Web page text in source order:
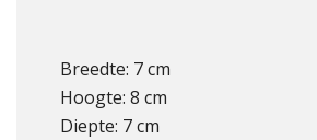
Breedte: 7 cm
Hoogte: 8 cm
Diepte: 7 cm